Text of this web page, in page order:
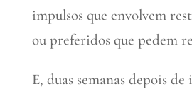
impulsos que envolvem
ou preferidos que pedem
E, duas semanas depois